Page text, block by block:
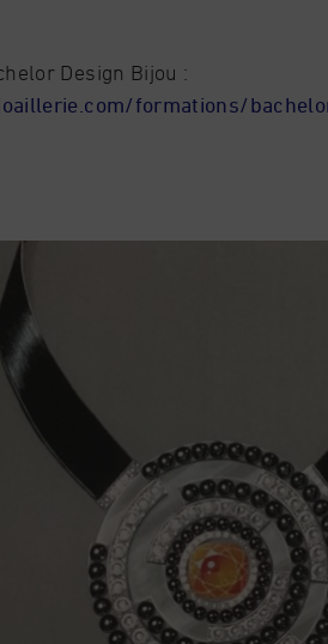
Design Bijou :
formations/